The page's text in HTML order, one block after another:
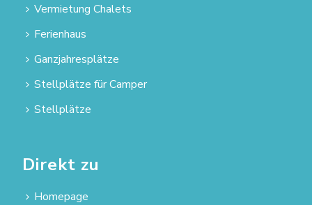
Vermietung Chalets
Ferienhaus
Ganzjahresplätze
Stellplätze für Camper
Stellplätze
Direkt zu
Homepage